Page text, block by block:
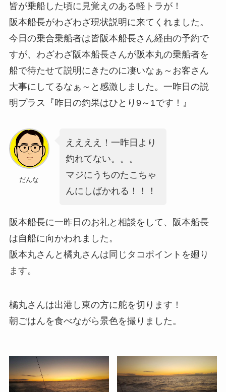
皆が乗船した頃に見覚えのある軽トラが！
阪本船長がわざわざ現状説明に来てくれました。
今日の乗合乗船者は皆阪本船長さん経由の予約で
すが、わざわざ阪本船長さんが阪本丸の乗船者を
船で待たせて説明にきたのに凄いなぁ～お客さん
大事にしてるなぁ～と感激しました。一昨日の説
明プラス『昨日の釣果はひとり9～1です！』
だんな
ええええ！一昨日より
釣れてない。。。
マジにうちのたこちゃ
んにしばかれる！！！
阪本船長に一昨日のお礼と相談をして、阪本船長
は自船に向かわれました。
阪本丸さんと橘丸さんは同じタコポイントを廻り
ます。
橘丸さんは出港し東の方に舵を切ります！
朝ごはんを食べながら景色を撮りました。